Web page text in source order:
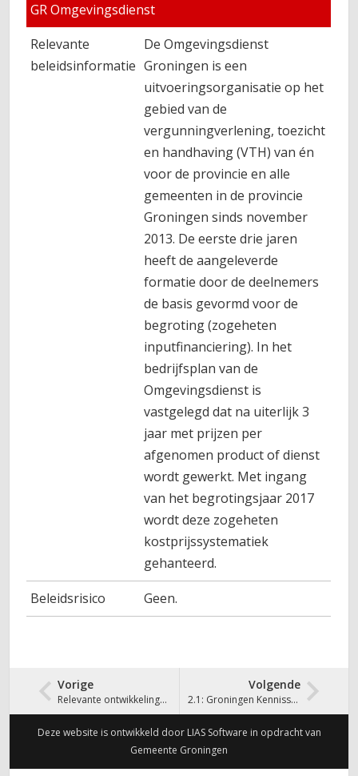
GR Omgevingsdienst
Relevante
beleidsinformatie
De Omgevingsdienst
Groningen is een
uitvoeringsorganisatie op het
gebied van de
vergunningverlening, toezicht
en handhaving (VTH) van én
voor de provincie en alle
gemeenten in de provincie
Groningen sinds november
2013. De eerste drie jaren
heeft de aangeleverde
formatie door de deelnemers
de basis gevormd voor de
begroting (zogeheten
inputfinanciering). In het
bedrijfsplan van de
Omgevingsdienst is
vastgelegd dat na uiterlijk 3
jaar met prijzen per
afgenomen product of dienst
wordt gewerkt. Met ingang
van het begrotingsjaar 2017
wordt deze zogeheten
kostprijssystematiek
gehanteerd.
Beleidsrisico
Geen.
Vorige
Relevante ontwikkelingen
Volgende
2.1: Groningen Kennisstad
Deze website is ontwikkeld door LIAS Software in opdracht van
Gemeente Groningen